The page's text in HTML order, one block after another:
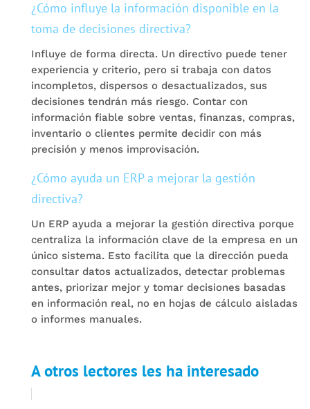
¿Cómo influye la información disponible en la
toma de decisiones directiva?
Influye de forma directa. Un directivo puede tener
experiencia y criterio, pero si trabaja con datos
incompletos, dispersos o desactualizados, sus
decisiones tendrán más riesgo. Contar con
información fiable sobre ventas, finanzas, compras,
inventario o clientes permite decidir con más
precisión y menos improvisación.
¿Cómo ayuda un ERP a mejorar la gestión
directiva?
Un ERP ayuda a mejorar la gestión directiva porque
centraliza la información clave de la empresa en un
único sistema. Esto facilita que la dirección pueda
consultar datos actualizados, detectar problemas
antes, priorizar mejor y tomar decisiones basadas
en información real, no en hojas de cálculo aisladas
o informes manuales.
A otros lectores les ha interesado